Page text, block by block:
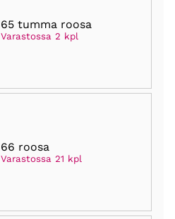
65 tumma roosa
Varastossa 2 kpl
66 roosa
Varastossa 21 kpl